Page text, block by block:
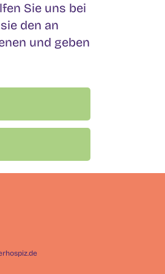
Sie uns bei
den an
und geben